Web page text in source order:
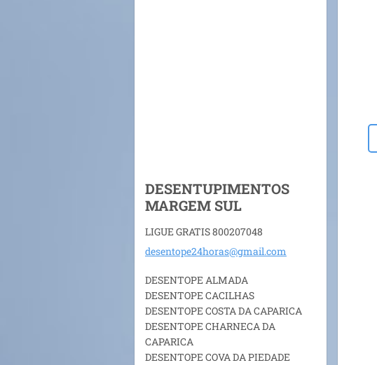
DESENTUPIMENTOS
MARGEM SUL
LIGUE GRATIS 800207048
desentope24horas@gmail.com
DESENTOPE ALMADA
DESENTOPE CACILHAS
DESENTOPE COSTA DA CAPARICA
DESENTOPE CHARNECA DA
CAPARICA
DESENTOPE COVA DA PIEDADE